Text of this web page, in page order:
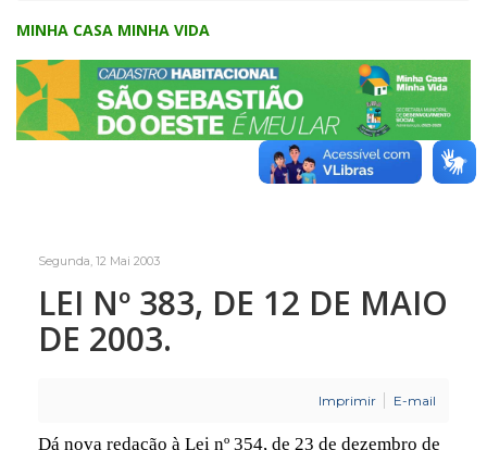
MINHA CASA MINHA VIDA
Segunda, 12 Mai 2003
LEI Nº 383, DE 12 DE MAIO
DE 2003.
Imprimir E-mail
Dá nova redação à Lei nº 354, de 23 de dezembro de